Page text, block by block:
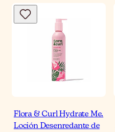
Flora & Curl Hydrate Me.
Loción Desenredante de